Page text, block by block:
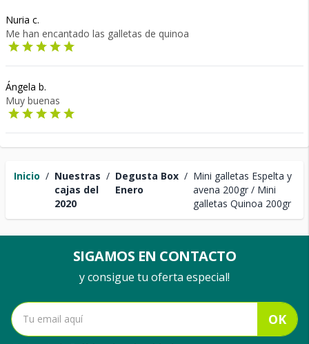
Inicio / Nuestras
cajas del
2020
/ Degusta Box
Enero
/ Mini galletas Espelta y
avena 200gr / Mini
galletas Quinoa 200gr
Nuria c.
Me han encantado las galletas de quinoa
Ángela b.
Muy buenas
SIGAMOS EN CONTACTO
y consigue tu oferta especial!
OK